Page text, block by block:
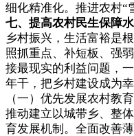
细化精准化。推进农村“
七、提高农村民生保障
乡村振兴，生活富裕是
照抓重点、补短板、强
接最现实的利益问题，
年干，把乡村建设成为幸
（一）优先发展农村教
推动建立以城带乡、整
育发展机制。全面改善